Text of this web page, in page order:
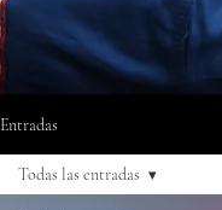
Entradas
Todas las entradas